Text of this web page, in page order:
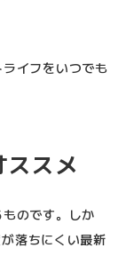
イフをいつでも
スメ
のです。しか
落ちにくい最新